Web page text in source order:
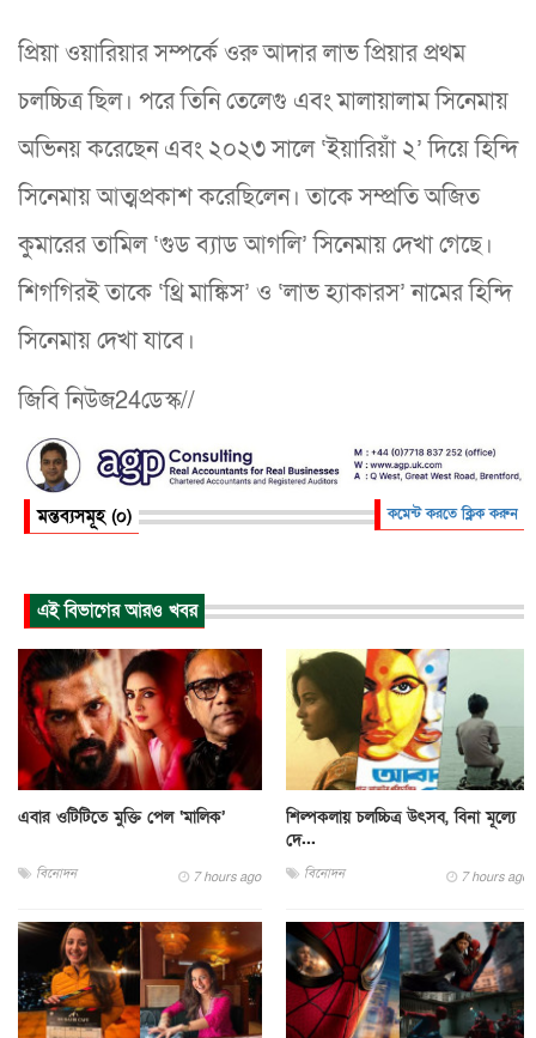
প্রিয়া ওয়ারিয়ার সম্পর্কে ওরু আদার লাভ প্রিয়ার প্রথম
চলচ্চিত্র ছিল। পরে তিনি তেলেগু এবং মালায়ালাম সিনেমায়
অভিনয় করেছেন এবং ২০২৩ সালে ‘ইয়ারিয়াঁ ২’ দিয়ে হিন্দি
সিনেমায় আত্মপ্রকাশ করেছিলেন। তাকে সম্প্রতি অজিত
কুমারের তামিল ‘গুড ব্যাড আগলি’ সিনেমায় দেখা গেছে।
শিগগিরই তাকে ‘থ্রি মাঙ্কিস’ ও ‘লাভ হ্যাকারস’ নামের হিন্দি
সিনেমায় দেখা যাবে।
জিবি নিউজ24ডেস্ক//
মন্তব্যসমূহ (০) কমেন্ট করতে ক্লিক করুন
এই বিভাগের আরও খবর
এবার ওটিটিতে মুক্তি পেল ‘মালিক’
বিনোদন 7 hours ago
শিল্পকলায় চলচ্চিত্র উৎসব, বিনা মূল্যে
দে...
বিনোদন 7 hours ago